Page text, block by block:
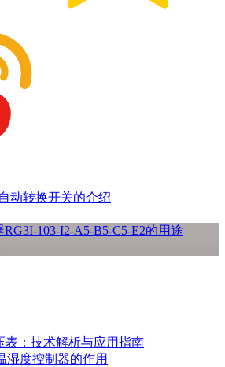
动转换开关的介绍
103-I2-A5-B5-C5-E2的用途
表：技术解析与应用指南
湿度控制器的作用